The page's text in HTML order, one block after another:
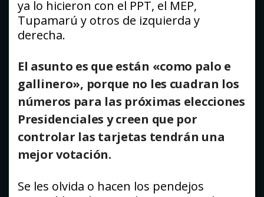
ya lo hicieron con el PPT, el MEP,
Tupamarú y otros de izquierda y
derecha.
El asunto es que están «como palo e
gallinero», porque no les cuadran los
números para las próximas elecciones
Presidenciales y creen que por
controlar las tarjetas tendrán una
mejor votación.
Se les olvida o hacen los pendejos